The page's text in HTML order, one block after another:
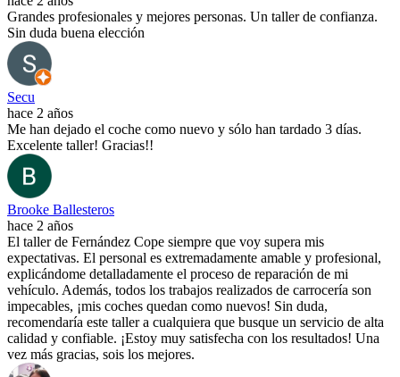
Grandes profesionales y mejores personas. Un taller de confianza.
Sin duda buena elección
Secu
hace 2 años
Me han dejado el coche como nuevo y sólo han tardado 3 días.
Excelente taller! Gracias!!
Brooke Ballesteros
hace 2 años
El taller de Fernández Cope siempre que voy supera mis
expectativas. El personal es extremadamente amable y profesional,
explicándome detalladamente el proceso de reparación de mi
vehículo. Además, todos los trabajos realizados de carrocería son
impecables, ¡mis coches quedan como nuevos! Sin duda,
recomendaría este taller a cualquiera que busque un servicio de alta
calidad y confiable. ¡Estoy muy satisfecha con los resultados! Una
vez más gracias, sois los mejores.